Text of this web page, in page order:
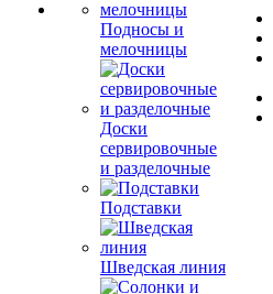
Подносы и
мелочницы
Доски
сервировочные
и разделочные
Подставки
Шведская линия